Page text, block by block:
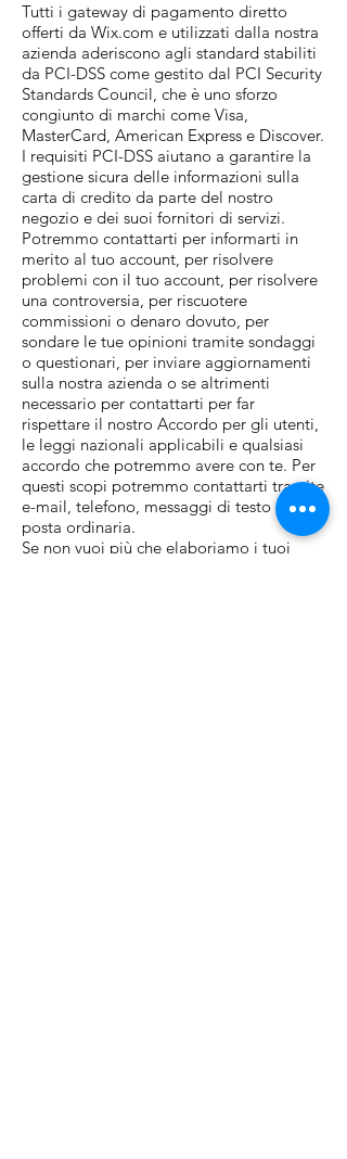
Tutti i gateway di pagamento diretto
offerti da Wix.com e utilizzati dalla nostra
azienda aderiscono agli standard stabiliti
da PCI-DSS come gestito dal PCI Security
Standards Council, che è uno sforzo
congiunto di marchi come Visa,
MasterCard, American Express e Discover.
I requisiti PCI-DSS aiutano a garantire la
gestione sicura delle informazioni sulla
carta di credito da parte del nostro
negozio e dei suoi fornitori di servizi.
Potremmo contattarti per informarti in
merito al tuo account, per risolvere
problemi con il tuo account, per risolvere
una controversia, per riscuotere
commissioni o denaro dovuto, per
sondare le tue opinioni tramite sondaggi
o questionari, per inviare aggiornamenti
sulla nostra azienda o se altrimenti
necessario per contattarti per far
rispettare il nostro Accordo per gli utenti,
le leggi nazionali applicabili e qualsiasi
accordo che potremmo avere con te. Per
questi scopi potremmo contattarti tramite
e-mail, telefono, messaggi di testo e
posta ordinaria.
Se non vuoi più che elaboriamo i tuoi